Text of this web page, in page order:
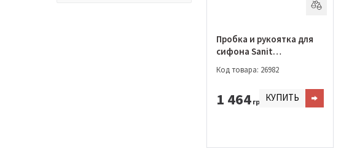
Пробка и рукоятка для
сифона Sanit
Код товара: 26982
1 464 грн.КУПИТЬ